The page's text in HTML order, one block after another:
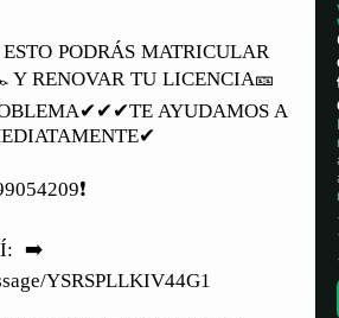
PODRÁS MATRICULAR
RENOVAR TU LICENCIA🎫
AYUDAMOS A
➡️
YSRSPLLKIV44G1